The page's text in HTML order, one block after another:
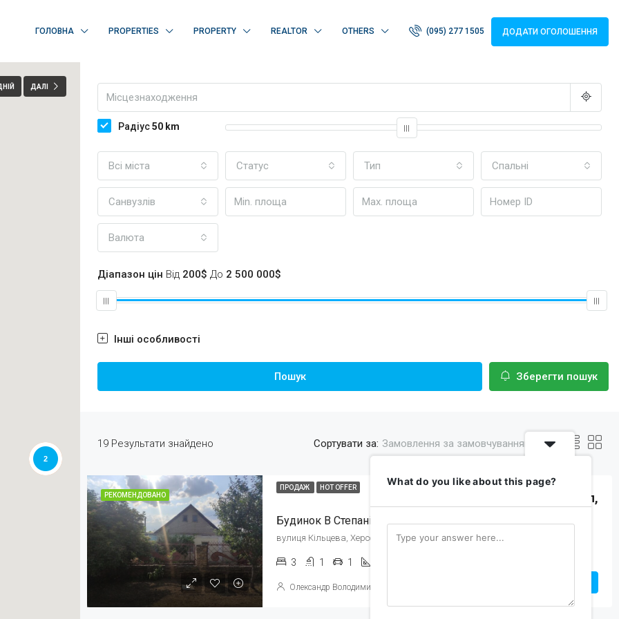
ГОЛОВНА PROPERTIES PROPERTY REALTOR OTHERS (095) 277 1505 ДОДАТИ ОГОЛОШЕННЯ
ДАЛІ
2
Радіус50 km
Всі міста Статус Тип Спальні
Санвузлів
Валюта
Діапазон цін Від 200$ До 2 500 000$
Інші особливості
Пошук Зберегти пошук
19 Результати знайдено Сортувати за: Замовлення за замовчуванням
РЕКОМЕНДОВАНО
ПРОДАЖ HOT OFFER
Будинок В Степанівці Вул.Кільцева
25 000$/долл,
вулиця Кільцева, Херсон, Херсонська область, Україна
3 1 1
Олександр Володимирович
What do you like about this page?